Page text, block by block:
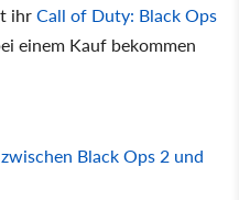
ihrCall of Duty: Black Ops
einem Kauf bekommen
Black Ops 2 und